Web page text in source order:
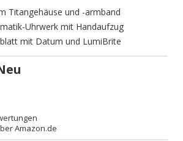
Titangehäuse und -armband
Uhrwerk mit Handaufzug
mit Datum und LumiBrite
Amazon.de